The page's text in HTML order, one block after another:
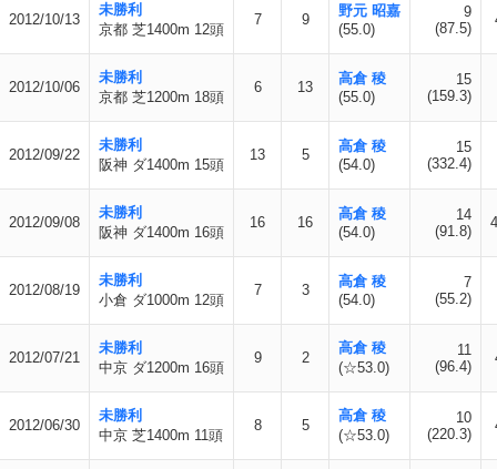
2012/10/13
未勝利
京都 芝1400m 12頭
7 9
野元 昭嘉
(55.0)
9
(87.5)
2012/10/06
未勝利
京都 芝1200m 18頭
6 13
高倉 稜
(55.0)
15
(159.3)
2012/09/22
未勝利
阪神 ダ1400m 15頭
13 5
高倉 稜
(54.0)
15
(332.4)
2012/09/08
未勝利
阪神 ダ1400m 16頭
16 16
高倉 稜
(54.0)
14
(91.8)
2012/08/19
未勝利
小倉 ダ1000m 12頭
7 3
高倉 稜
(54.0)
7
(55.2)
2012/07/21
未勝利
中京 ダ1200m 16頭
9 2
高倉 稜
(☆53.0)
11
(96.4)
2012/06/30
未勝利
中京 芝1400m 11頭
8 5
高倉 稜
(☆53.0)
10
(220.3)